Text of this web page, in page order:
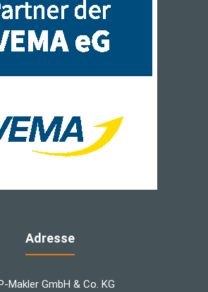
Adresse
Makler GmbH & Co. KG